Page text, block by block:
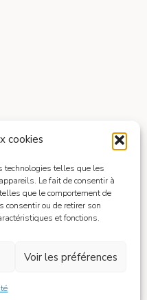
cookies
technologies telles que les
Le fait de consentir à
que le comportement de
consentir ou de retirer son
et fonctions.
Voir les préférences